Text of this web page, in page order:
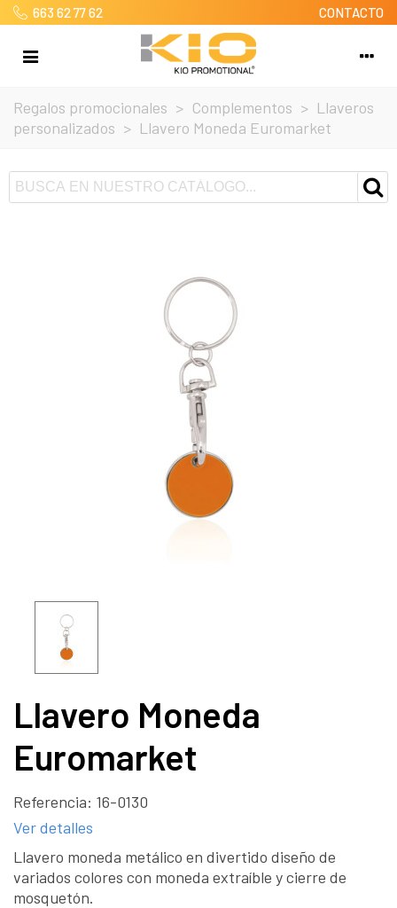
663 62 77 62 CONTACTO
Regalos promocionales > Complementos > Llaveros
personalizados > Llavero Moneda Euromarket
Llavero Moneda
Euromarket
Referencia: 16-0130
Ver detalles
Llavero moneda metálico en divertido diseño de
variados colores con moneda extraíble y cierre de
mosquetón.